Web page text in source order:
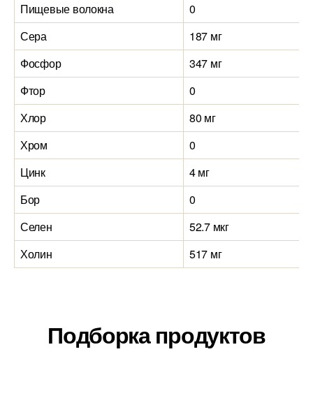
Пищевые волокна
0
Сера
187 мг
Фосфор
347 мг
Фтор
0
Хлор
80 мг
Хром
0
Цинк
4 мг
Бор
0
Селен
52.7 мкг
Холин
517 мг
Подборка продуктов